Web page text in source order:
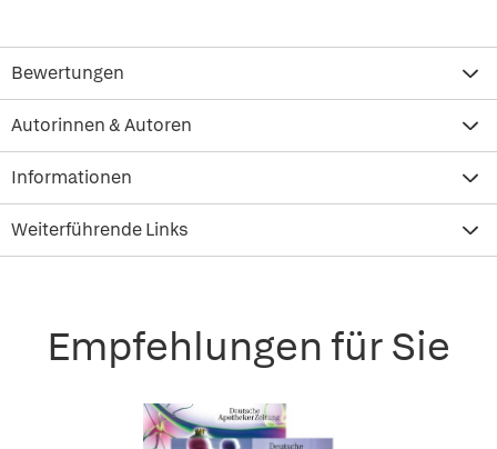
Bewertungen
Autorinnen & Autoren
Informationen
Weiterführende Links
Empfehlungen für Sie